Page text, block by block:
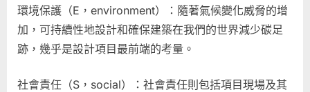
環境保護（E，environment）：隨著氣候變化威脅的增
加，可持續性地設計和確保建築在我們的世界減少碳足
跡，幾乎是設計項目最前端的考量。
社會責任（S，social）：社會責任則包括項目現場及其